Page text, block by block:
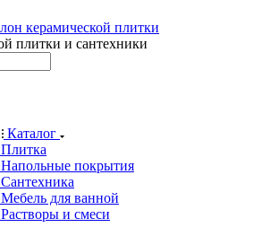
плитки и сантехники
Каталог
Плитка
Напольные покрытия
Сантехника
Мебель для ванной
Растворы и смеси